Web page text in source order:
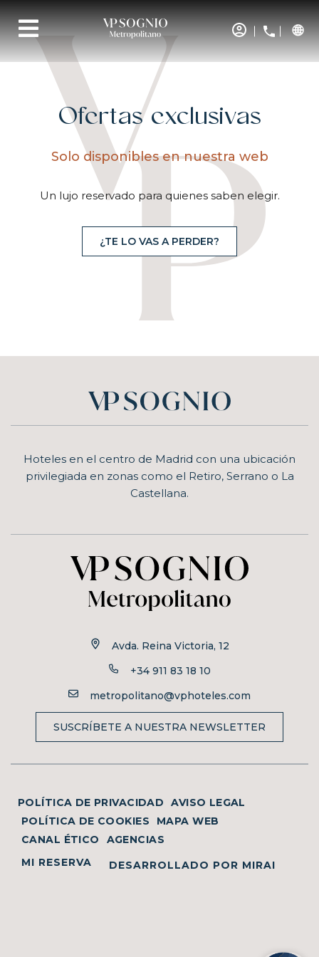
Ofertas exclusivas
Solo disponibles en nuestra web
Un lujo reservado para quienes saben elegir.
¿TE LO VAS A PERDER?
Hoteles en el centro de Madrid con una ubicación
privilegiada en zonas como el Retiro, Serrano o La
Castellana.
Avda. Reina Victoria, 12
+34 911 83 18 10
metropolitano@vphoteles.com
SUSCRÍBETE A NUESTRA NEWSLETTER
POLÍTICA DE PRIVACIDAD
AVISO LEGAL
POLÍTICA DE COOKIES
MAPA WEB
CANAL ÉTICO
AGENCIAS
MI RESERVA
DESARROLLADO POR MIRAI